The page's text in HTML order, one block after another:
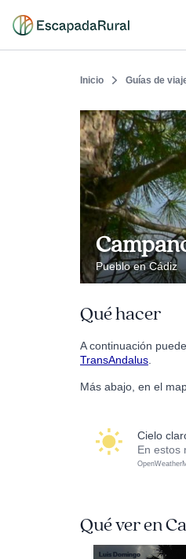
Inicio Guías de
Pueblo en Cádiz
Qué hacer
A continuación
TransAndalus
Más abajo, en el
cielo
En estos
Qué ver en
Luis Domingo